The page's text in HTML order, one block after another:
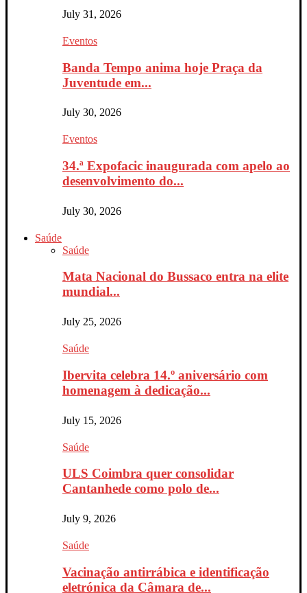
July 31, 2026
Eventos
Banda Tempo anima hoje Praça da
Juventude em...
July 30, 2026
Eventos
34.ª Expofacic inaugurada com apelo ao
desenvolvimento do...
July 30, 2026
Saúde
Saúde
Mata Nacional do Bussaco entra na elite
mundial...
July 25, 2026
Saúde
Ibervita celebra 14.º aniversário com
homenagem à dedicação...
July 15, 2026
Saúde
ULS Coimbra quer consolidar
Cantanhede como polo de...
July 9, 2026
Saúde
Vacinação antirrábica e identificação
eletrónica da Câmara de...